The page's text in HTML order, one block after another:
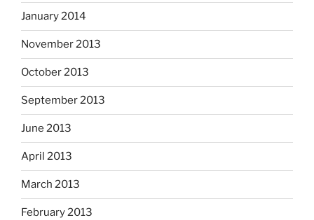
January 2014
November 2013
October 2013
September 2013
June 2013
April 2013
March 2013
February 2013